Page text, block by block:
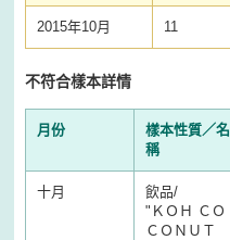
2015年10月 11
不符合樣本詳情
月份
樣本性質／名
稱
十月
飲品/
" ＫＯＨ ＣＯ
ＣＯＮＵＴ